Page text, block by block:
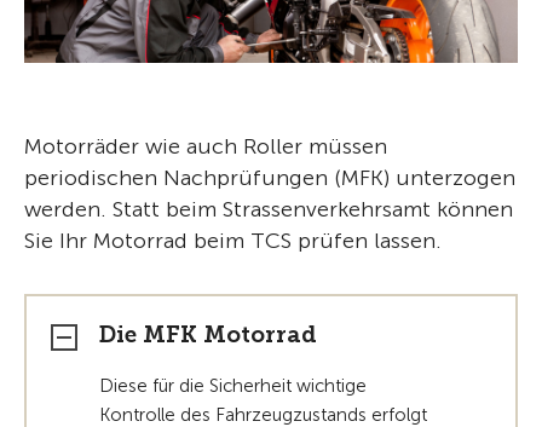
Motorräder wie auch Roller müssen
periodischen Nachprüfungen (MFK) unterzogen
werden. Statt beim Strassenverkehrsamt können
Sie Ihr Motorrad beim TCS prüfen lassen.
Die MFK Motorrad
Diese für die Sicherheit wichtige
Kontrolle des Fahrzeugzustands erfolgt